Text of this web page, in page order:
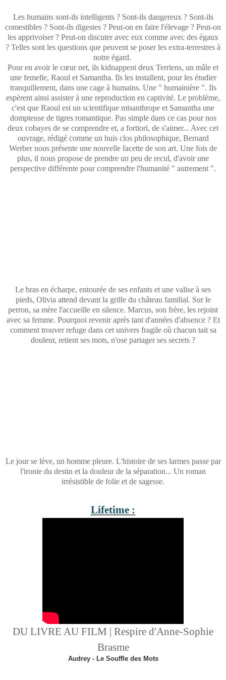
Les humains sont-ils intelligents ? Sont-ils dangereux ? Sont-ils
comestibles ? Sont-ils digestes ? Peut-on en faire l'élevage ? Peut-on
les apprivoiser ? Peut-on discuter avec eux comme avec des égaux
? Telles sont les questions que peuvent se poser les extra-terrestres à
notre égard.
Pour en avoir le cœur net, ils kidnappent deux Terriens, un mâle et
une femelle, Raoul et Samantha. Ils les installent, pour les étudier
tranquillement, dans une cage à humains. Une " humainière ". Ils
espèrent ainsi assister à une reproduction en captivité. Le problème,
c'est que Raoul est un scientifique misanthrope et Samantha une
dompteuse de tigres romantique. Pas simple dans ce cas pour nos
deux cobayes de se comprendre et, a fortiori, de s'aimer... Avec cet
ouvrage, rédigé comme un huis clos philosophique, Bernard
Werber nous présente une nouvelle facette de son art. Une fois de
plus, il nous propose de prendre un peu de recul, d'avoir une
perspective différente pour comprendre l'humanité " autrement ".
Le bras en écharpe, entourée de ses enfants et une valise à ses
pieds, Olivia attend devant la grille du château familial. Sur le
perron, sa mère l'accueille en silence. Marcus, son frère, les rejoint
avec sa femme. Pourquoi revenir après tant d'années d'absence ? Et
comment trouver refuge dans cet univers fragile où chacun tait sa
douleur, retient ses mots, n'ose partager ses secrets ?
Le jour se lève, un homme pleure. L'histoire de ses larmes passe par
l'ironie du destin et la douleur de la séparation... Un roman
irrésistible de folie et de sagesse.
Lifetime :
DU LIVRE AU FILM | Respire d'Anne-Sophie
Brasme
Audrey - Le Souffle des Mots